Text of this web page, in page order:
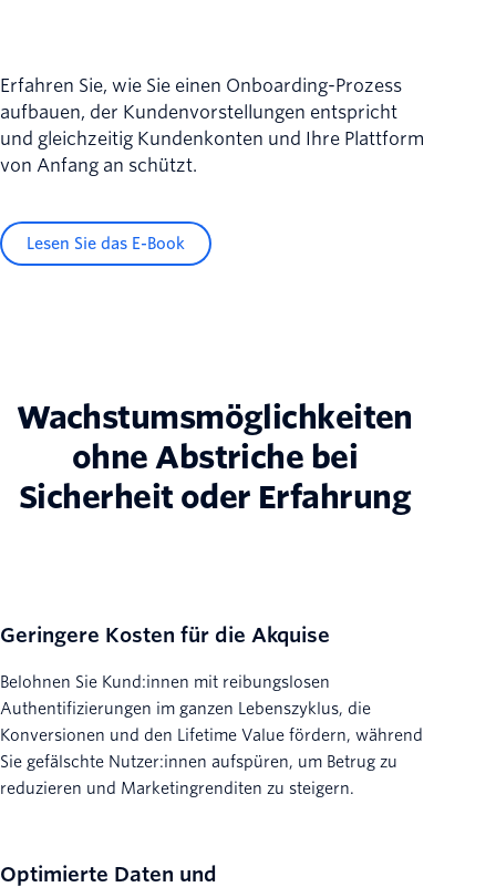
Erfahren Sie, wie Sie einen Onboarding-Prozess
aufbauen, der Kundenvorstellungen entspricht
und gleichzeitig Kundenkonten und Ihre Plattform
von Anfang an schützt.
Lesen Sie das E-Book
Wachstumsmöglichkeiten
ohne Abstriche bei
Sicherheit oder Erfahrung
Geringere Kosten für die Akquise
Belohnen Sie Kund:innen mit reibungslosen
Authentifizierungen im ganzen Lebenszyklus, die
Konversionen und den Lifetime Value fördern, während
Sie gefälschte Nutzer:innen aufspüren, um Betrug zu
reduzieren und Marketingrenditen zu steigern.
Optimierte Daten und